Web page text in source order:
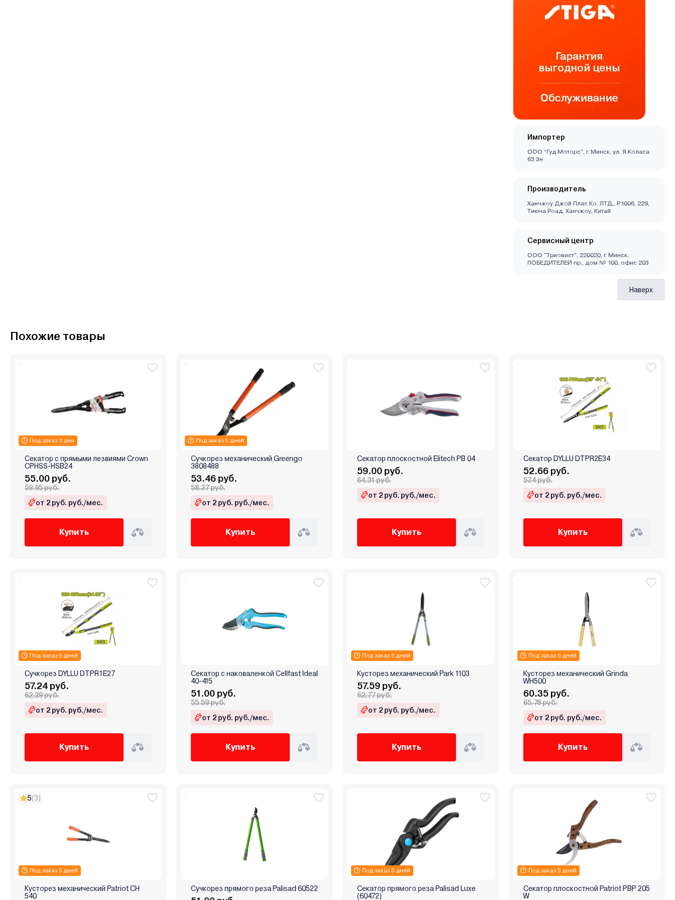
Импортер
ООО “Гуд Моторс”, г. Минск, ул. Я.Коласа
63 3н
Производитель
Ханчжоу Джой Плас Ко. ЛТД., Р.1006, 229,
Тиюча Роад, Ханчжоу, Китай
Сервисный центр
ООО "Триовист", 220020, г. Минск,
ПОБЕДИТЕЛЕЙ пр., дом № 100, офис 203
Наверх
Похожие товары
Под заказ 3 дня
Секатор с прямыми лезвиями Crown
CPHSS-HSB24
55.00 руб.
59.95 руб.
от 2 руб. руб./мес.
Купить
Под заказ 5 дней
Сучкорез механический Greengo
3808488
53.46 руб.
58.27 руб.
от 2 руб. руб./мес.
Купить
Секатор плоскостной Elitech PB 04
59.00 руб.
64.31 руб.
от 2 руб. руб./мес.
Купить
Секатор DYLLU DTPR2E34
52.66 руб.
57.4 руб.
от 2 руб. руб./мес.
Купить
Под заказ 5 дней
Сучкорез DYLLU DTPR1E27
57.24 руб.
62.39 руб.
от 2 руб. руб./мес.
Купить
Секатор с наковаленкой Cellfast Ideal
40-415
51.00 руб.
55.59 руб.
от 2 руб. руб./мес.
Купить
Под заказ 5 дней
Кусторез механический Park 1103
57.59 руб.
62.77 руб.
от 2 руб. руб./мес.
Купить
Под заказ 5 дней
Кусторез механический Grinda
WH500
60.35 руб.
65.78 руб.
от 2 руб. руб./мес.
Купить
Под заказ 5 дней
5(3)
Кусторез механический Patriot CH
540
Сучкорез прямого реза Palisad 60522
Под заказ 5 дней
Секатор прямого реза Palisad Luxe
(60472)
Под заказ 5 дней
Секатор плоскостной Patriot PBP 205
W